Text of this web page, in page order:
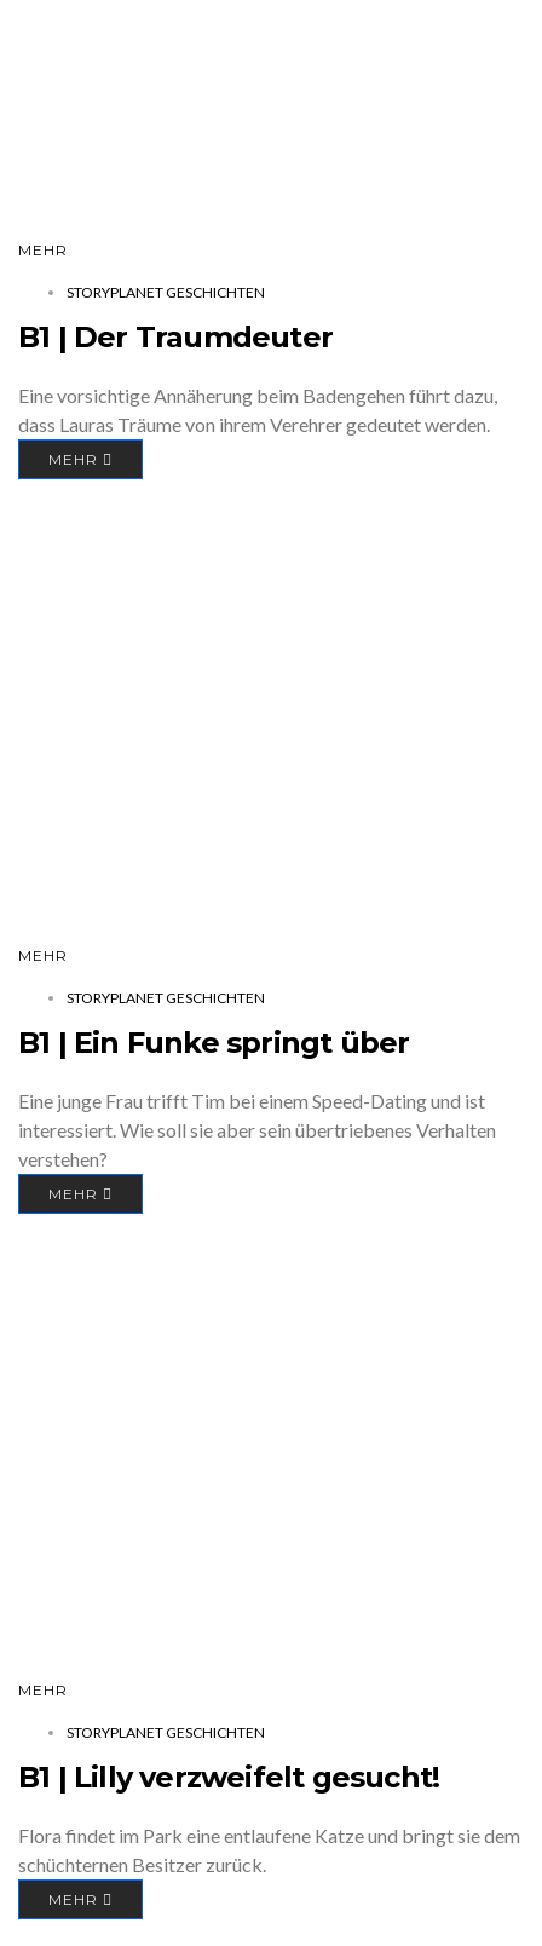
MEHR
STORYPLANET GESCHICHTEN
B1 | Der Traumdeuter
Eine vorsichtige Annäherung beim Badengehen führt dazu,
dass Lauras Träume von ihrem Verehrer gedeutet werden.
MEHR
MEHR
STORYPLANET GESCHICHTEN
B1 | Ein Funke springt über
Eine junge Frau trifft Tim bei einem Speed-Dating und ist
interessiert. Wie soll sie aber sein übertriebenes Verhalten
verstehen?
MEHR
MEHR
STORYPLANET GESCHICHTEN
B1 | Lilly verzweifelt gesucht!
Flora findet im Park eine entlaufene Katze und bringt sie dem
schüchternen Besitzer zurück.
MEHR